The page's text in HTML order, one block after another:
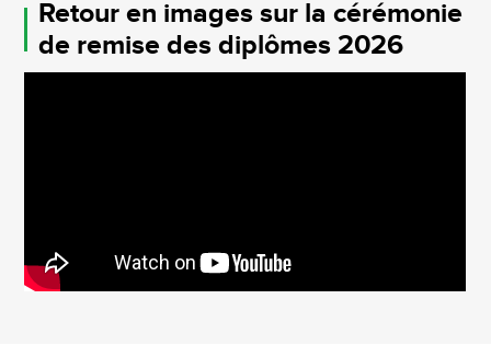
Retour en images sur la cérémonie
de remise des diplômes 2026